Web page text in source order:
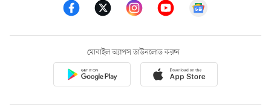
মোবাইল অ্যাপস ডাউনলোড করুন